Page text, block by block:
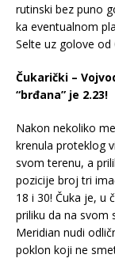
rutinski bez puno
ka eventualnom
Selte uz golove od
Čukarički –
“brđana” je 2.23!
Nakon nekoliko
krenula proteklog
svom terenu, a
pozicije broj tri
18 i 30! Čuka je, u
priliku da na svom
Meridian nudi
poklon koji ne